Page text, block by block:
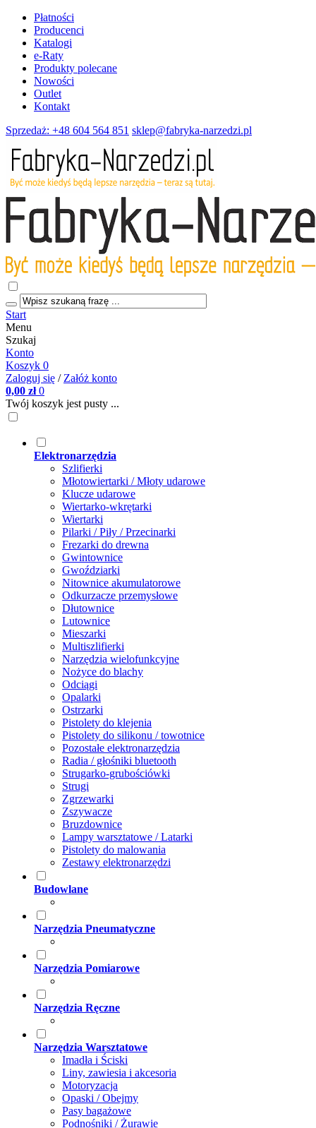
Płatności
Producenci
Katalogi
e-Raty
Produkty polecane
Nowości
Outlet
Kontakt
Sprzedaż: +48 604 564 851 sklep@fabryka-narzedzi.pl
Start
Menu
Szukaj
Konto
Koszyk 0
Zaloguj się / Załóż konto
0,00 zł 0
Twój koszyk jest pusty ...
Elektronarzędzia
Szlifierki
Młotowiertarki / Młoty udarowe
Klucze udarowe
Wiertarko-wkrętarki
Wiertarki
Pilarki / Piły / Przecinarki
Frezarki do drewna
Gwintownice
Gwoździarki
Nitownice akumulatorowe
Odkurzacze przemysłowe
Dłutownice
Lutownice
Mieszarki
Multiszlifierki
Narzędzia wielofunkcyjne
Nożyce do blachy
Odciągi
Opalarki
Ostrzarki
Pistolety do klejenia
Pistolety do silikonu / towotnice
Pozostałe elektronarzędzia
Radia / głośniki bluetooth
Strugarko-grubościówki
Strugi
Zgrzewarki
Zszywacze
Bruzdownice
Lampy warsztatowe / Latarki
Pistolety do malowania
Zestawy elektronarzędzi
Budowlane
Narzędzia Pneumatyczne
Narzędzia Pomiarowe
Narzędzia Ręczne
Narzędzia Warsztatowe
Imadła i Ściski
Liny, zawiesia i akcesoria
Motoryzacja
Opaski / Obejmy
Pasy bagażowe
Podnośniki / Żurawie